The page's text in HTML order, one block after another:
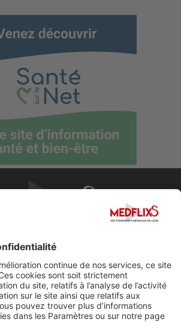
À propos de MedflixS®
Aide
Contact
Mentions légales